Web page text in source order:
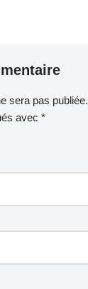
sera pas publiée.
avec *